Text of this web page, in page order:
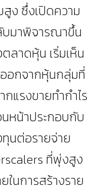
สูง ซึ่งเปิดความ
บมาพิจารณาขึ้น
ลาดหุ้น เริ่มเห็น
อกจากหุ้นกลุ่มที่
แรงขายทำกำไร
หน้าประกอบกับ
นต่อรายจ่าย
ที่พุ่งสูง
ในการสร้างราย